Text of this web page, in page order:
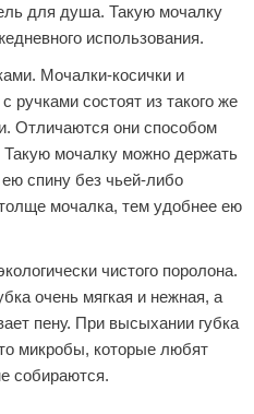
для душа. Такую мочалку
использования.
Мочалки-косички и
ручками состоят из такого же
Отличаются они способом
Такую мочалку можно держать
спину без чьей-либо
мочалка, тем удобнее ею
чистого поролона.
очень мягкая и нежная, а
пену. При высыхании губка
микробы, которые любят
собираются.